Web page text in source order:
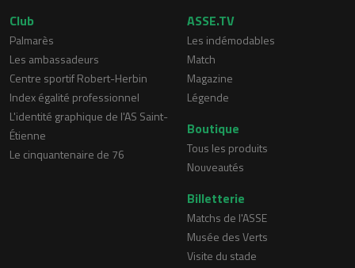
Club
Palmarès
Les ambassadeurs
Centre sportif Robert-Herbin
Index égalité professionnel
L'identité graphique de l'AS Saint-
Étienne
Le cinquantenaire de 76
ASSE.TV
Les indémodables
Match
Magazine
Légende
Boutique
Tous les produits
Nouveautés
Billetterie
Matchs de l'ASSE
Musée des Verts
Visite du stade